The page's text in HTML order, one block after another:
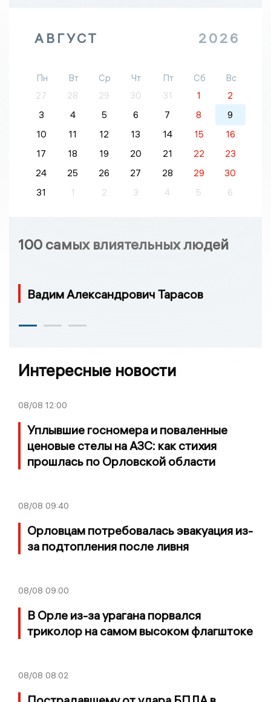
АВГУСТ 2026
Пн Вт Ср Чт Пт Сб
Вс
27
28 29 30 31 1
2
3
4 5 6 7 8
9
10
11 12 13 14 15
16
17
18 19 20 21 22
23
24
25 26 27 28 29
30
31
1 2 3 4 5 6
100 самых влиятельных людей
Вадим Александрович Тарасов
Интересные новости
08/08 12:00
Уплывшие госномера и поваленные
ценовые стелы на АЗС: как стихия
прошлась по Орловской области
08/08 09:40
Орловцам потребовалась эвакуация из-
за подтопления после ливня
08/08 09:00
В Орле из-за урагана порвался
триколор на самом высоком флагштоке
08/08 08:02